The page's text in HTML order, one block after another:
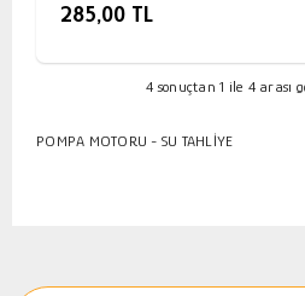
285,00 TL
4 sonuçtan 1 ile 4 arası
POMPA MOTORU - SU TAHLİYE